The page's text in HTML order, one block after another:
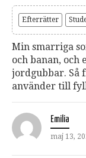
Efterrätter
Min smarriga
och banan,
jordgubbar. Så
använder till
Emilia
maj 13,